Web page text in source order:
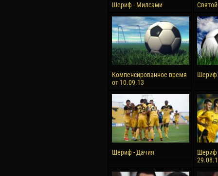
Шериф - Милсами
Компенсированное время
от 10.09.13
Шериф
Шериф - Дачия
Шериф